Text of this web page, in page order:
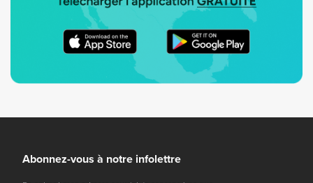
Abonnez-vous à notre infolettre